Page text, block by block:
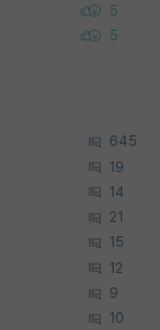
5
5
645
19
14
21
15
12
9
10